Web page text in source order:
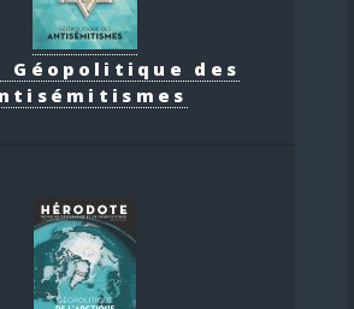
Géopolitique des